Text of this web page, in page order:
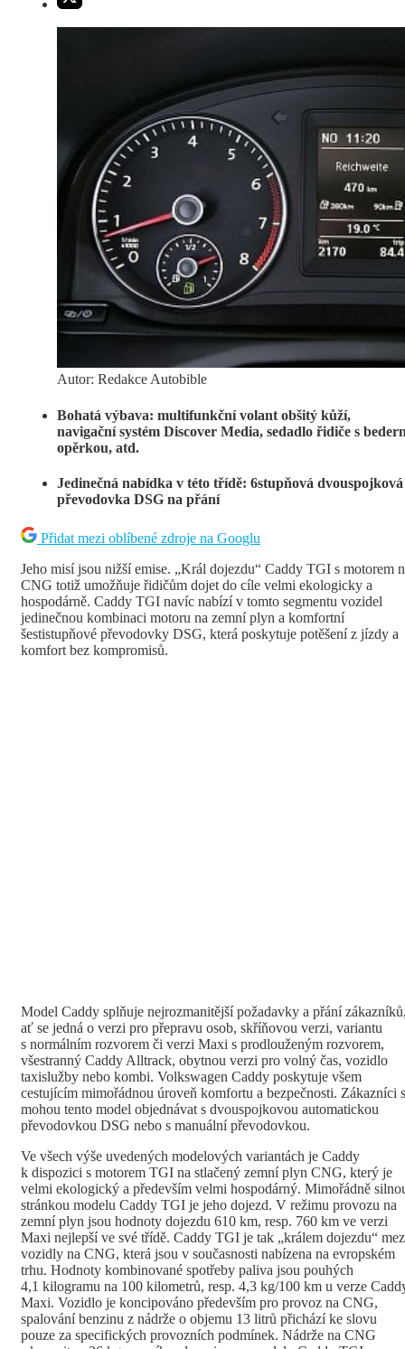
Autor: Redakce Autobible
Bohatá výbava: multifunkční volant obšitý kůží,
navigační systém Discover Media, sedadlo řidiče s
opěrkou, atd.
Jedinečná nabídka v této třídě: 6stupňová dvouspojková
převodovka DSG na přání
Přidat mezi oblíbené zdroje na Googlu
Jeho misí jsou nižší emise. „Král dojezdu“ Caddy TGI s motorem
CNG totiž umožňuje řidičům dojet do cíle velmi ekologicky a
hospodárně. Caddy TGI navíc nabízí v tomto segmentu vozidel
jedinečnou kombinaci motoru na zemní plyn a komfortní
šestistupňové převodovky DSG, která poskytuje potěšení z jízdy a
komfort bez kompromisů.
Model Caddy splňuje nejrozmanitější požadavky a přání
ať se jedná o verzi pro přepravu osob, skříňovou verzi, variantu
s normálním rozvorem či verzi Maxi s prodlouženým rozvorem,
všestranný Caddy Alltrack, obytnou verzi pro volný čas, vozidlo
taxislužby nebo kombi. Volkswagen Caddy poskytuje všem
cestujícím mimořádnou úroveň komfortu a bezpečnosti. Zákazníci
mohou tento model objednávat s dvouspojkovou automatickou
převodovkou DSG nebo s manuální převodovkou.
Ve všech výše uvedených modelových variantách je Caddy
k dispozici s motorem TGI na stlačený zemní plyn CNG, který je
velmi ekologický a především velmi hospodárný. Mimořádně
stránkou modelu Caddy TGI je jeho dojezd. V režimu provozu na
zemní plyn jsou hodnoty dojezdu 610 km, resp. 760 km ve verzi
Maxi nejlepší ve své třídě. Caddy TGI je tak „králem dojezdu“
vozidly na CNG, která jsou v současnosti nabízena na evropském
trhu. Hodnoty kombinované spotřeby paliva jsou pouhých
4,1 kilogramu na 100 kilometrů, resp. 4,3 kg/100 km u verze
Maxi. Vozidlo je koncipováno především pro provoz na CNG,
spalování benzinu z nádrže o objemu 13 litrů přichází ke slovu
pouze za specifických provozních podmínek. Nádrže na CNG